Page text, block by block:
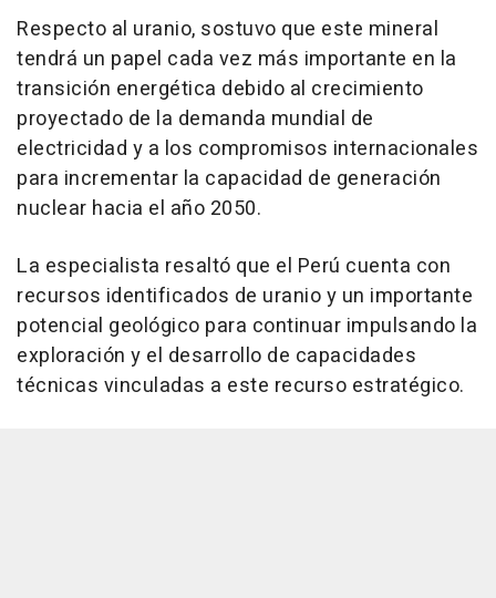
Respecto al uranio, sostuvo que este mineral
tendrá un papel cada vez más importante en la
transición energética debido al crecimiento
proyectado de la demanda mundial de
electricidad y a los compromisos internacionales
para incrementar la capacidad de generación
nuclear hacia el año 2050.
La especialista resaltó que el Perú cuenta con
recursos identificados de uranio y un importante
potencial geológico para continuar impulsando la
exploración y el desarrollo de capacidades
técnicas vinculadas a este recurso estratégico.